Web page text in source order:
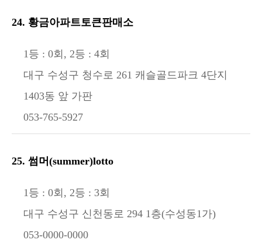
24. 황금아파트토큰판매소
1등 : 0회, 2등 : 4회
대구 수성구 청수로 261 캐슬골드파크 4단지
1403동 앞 가판
053-765-5927
25. 썸머(summer)lotto
1등 : 0회, 2등 : 3회
대구 수성구 신천동로 294 1층(수성동1가)
053-0000-0000